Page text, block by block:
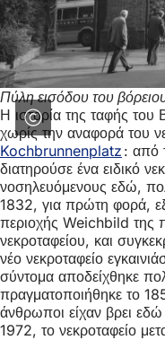
Πύλη εισόδου του
Η ιστορία της ταφής
χωρίς την αναφορά του
Kochbrunnenplatz : από
διατηρούσε ένα ειδικό
νοσηλευόμενους εδώ,
1832, για πρώτη φορά,
περιοχής Weichbild της
νεκροταφείου, και
νέο νεκροταφείο
σύντομα αποδείχθηκε
πραγματοποιήθηκε το
άνθρωποι είχαν βρει εδώ
1972, το νεκροταφείο